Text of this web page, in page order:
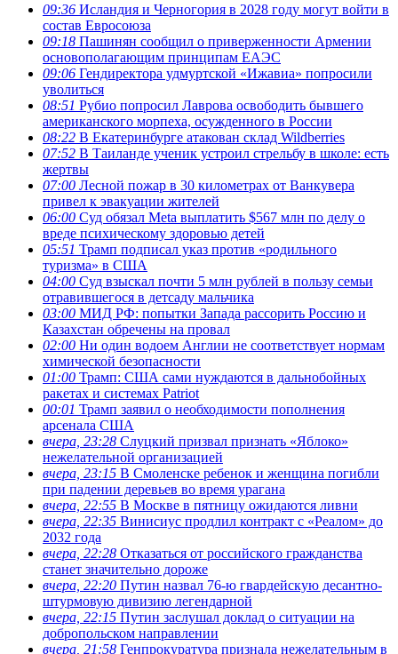
09:36 Исландия и Черногория в 2028 году могут войти в
состав Евросоюза
09:18 Пашинян сообщил о приверженности Армении
основополагающим принципам ЕАЭС
09:06 Гендиректора удмуртской «Ижавиа» попросили
уволиться
08:51 Рубио попросил Лаврова освободить бывшего
американского морпеха, осужденного в России
08:22 В Екатеринбурге атакован склад Wildberries
07:52 В Таиланде ученик устроил стрельбу в школе: есть
жертвы
07:00 Лесной пожар в 30 километрах от Ванкувера
привел к эвакуации жителей
06:00 Суд обязал Meta выплатить $567 млн по делу о
вреде психическому здоровью детей
05:51 Трамп подписал указ против «родильного
туризма» в США
04:00 Суд взыскал почти 5 млн рублей в пользу семьи
отравившегося в детсаду мальчика
03:00 МИД РФ: попытки Запада рассорить Россию и
Казахстан обречены на провал
02:00 Ни один водоем Англии не соответствует нормам
химической безопасности
01:00 Трамп: США сами нуждаются в дальнобойных
ракетах и системах Patriot
00:01 Трамп заявил о необходимости пополнения
арсенала США
вчера, 23:28 Слуцкий призвал признать «Яблоко»
нежелательной организацией
вчера, 23:15 В Смоленске ребенок и женщина погибли
при падении деревьев во время урагана
вчера, 22:55 В Москве в пятницу ожидаются ливни
вчера, 22:35 Винисиус продлил контракт с «Реалом» до
2032 года
вчера, 22:28 Отказаться от российского гражданства
станет значительно дороже
вчера, 22:20 Путин назвал 76-ю гвардейскую десантно-
штурмовую дивизию легендарной
вчера, 22:15 Путин заслушал доклад о ситуации на
добропольском направлении
вчера, 21:58 Генпрокуратура признала нежелательным в